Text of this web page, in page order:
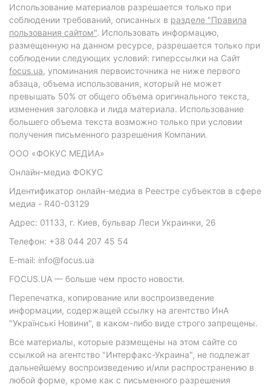
Использование материалов разрешается только при
соблюдении требований, описанных в разделе "Правила
пользования сайтом". Использовать информацию,
размещенную на данном ресурсе, разрешается только при
соблюдении следующих условий: гиперссылки на Сайт
focus.ua, упоминания первоисточника не ниже первого
абзаца, объема использования, который не может
превышать 50% от общего объема оригинального текста,
изменения заголовка и лида материала. Использование
большего объема текста возможно только при условии
получения письменного разрешения Компании.
ООО «ФОКУС МЕДИА»
Онлайн-медиа ФОКУС
Идентификатор онлайн-медиа в Реестре субъектов в сфере
медиа - R40-03129
Адрес: 01133, г. Киев, бульвар Леси Украинки, 26
Телефон: +38 044 207 45 54
E-mail: info@focus.ua
FOCUS.UA — больше чем просто новости.
Перепечатка, копирование или воспроизведение
информации, содержащей ссылку на агентство ИнА
"Українські Новини", в каком-либо виде строго запрещены.
Все материалы, которые размещены на этом сайте со
ссылкой на агентство "Интерфакс-Украина", не подлежат
дальнейшему воспроизведению и/или распространению в
любой форме, кроме как с письменного разрешения